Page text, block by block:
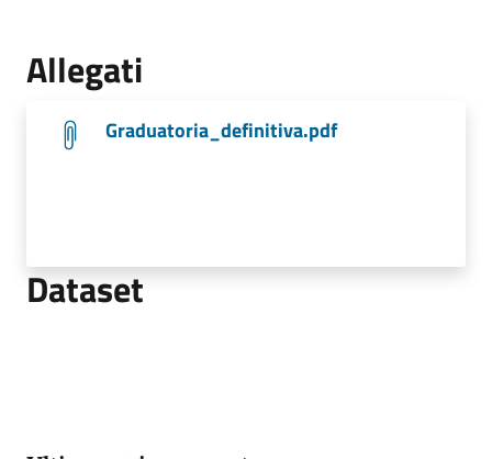
Allegati
Graduatoria_definitiva.pdf
Dataset